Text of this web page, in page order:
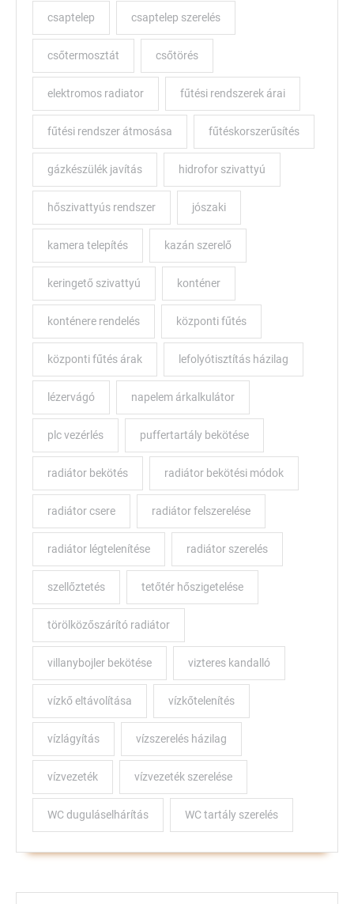
csaptelep csaptelep szerelés
csőtermosztát csőtörés
elektromos radiator fűtési rendszerek árai
fűtési rendszer átmosása fűtéskorszerűsítés
gázkészülék javítás hidrofor szivattyú
hőszivattyús rendszer jószaki
kamera telepítés kazán szerelő
keringető szivattyú konténer
konténere rendelés központi fűtés
központi fűtés árak lefolyótisztítás házilag
lézervágó napelem árkalkulátor
plc vezérlés puffertartály bekötése
radiátor bekötés radiátor bekötési módok
radiátor csere radiátor felszerelése
radiátor légtelenítése radiátor szerelés
szellőztetés tetőtér hőszigetelése
törölközőszárító radiátor
villanybojler bekötése vizteres kandalló
vízkő eltávolítása vízkőtelenítés
vízlágyítás vízszerelés házilag
vízvezeték vízvezeték szerelése
WC duguláselhárítás WC tartály szerelés